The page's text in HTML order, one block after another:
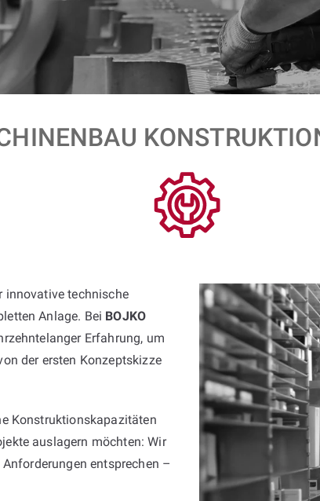
innovative technische
Anlage. Bei BOJKO
Erfahrung, um
der ersten Konzeptskizze
Konstruktionskapazitäten
auslagern möchten: Wir
entsprechen –